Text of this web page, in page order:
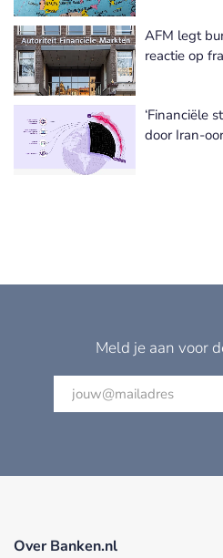
AFM legt
reactie op
‘Financiële
door Iran-
Meld je aan voor
Over Banken.nl